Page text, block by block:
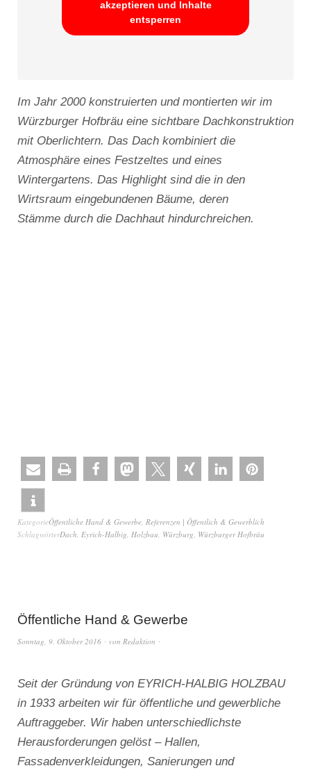
akzeptieren und Inhalte
entsperren
Im Jahr 2000 konstruierten und montierten wir im
Würzburger Hofbräu eine sichtbare Dachkonstruktion
mit Oberlichtern. Das Dach kombiniert die
Atmosphäre eines Festzeltes und eines
Wintergartens. Das Highlight sind die in den
Wirtsraum eingebundenen Bäume, deren
Stämme durch die Dachhaut hindurchreichen.
KategorieÖffentliche Hand & Gewerbe, Referenzen | Öffentlich & Gewerblich
SchlagwörterDach, Eyrich-Halbig, Holzbau, Würzburg, Würzburger Hofbräu
Öffentliche Hand & Gewerbe
Sonntag, 9. Oktober 2016 von Redaktion
Seit der Gründung von EYRICH-HALBIG HOLZBAU
in 1933 arbeiten wir für öffentliche und gewerbliche
Auftraggeber. Wir haben unterschiedlichste
Herausforderungen gelöst – Hallen,
Fassadenverkleidungen, Sanierungen und